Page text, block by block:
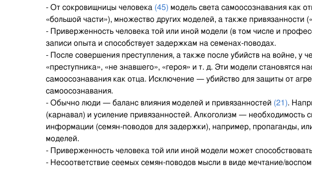
- От сокровищницы человека (45) модель света самоосознавания как
«большой части»), множество других моделей, а также
- Приверженность человека той или иной модели (в том числе и
записи опыта и способствует задержкам на семенах-поводах.
- После совершения преступления, а также после убийств на войне, у
«преступника», «не знавшего», «героя» и т. д. Эти модели становятся
самоосознавания как отца. Исключение — убийство для защиты от
самоосознавания.
- Обычно люди — баланс влияния моделей и привязанностей (21).
(карнавал) и усиление привязанностей. Алкоголизм —
информации (семян-поводов для задержки), например, пропаганды,
моделей.
- Приверженность человека той или иной модели может
- Несоответствие сеемых семян-поводов мысли в виде мечтание/